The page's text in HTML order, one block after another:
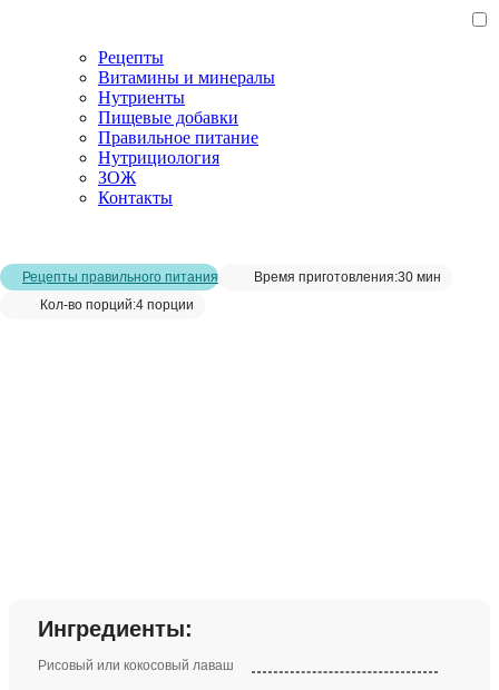
Рецепты
Витамины и минералы
Нутриенты
Пищевые добавки
Правильное питание
Нутрициология
ЗОЖ
Контакты
Рецепты правильного питания Время приготовления:30 мин
Кол-во порций:4 порции
Ингредиенты:
Рисовый или кокосовый лаваш